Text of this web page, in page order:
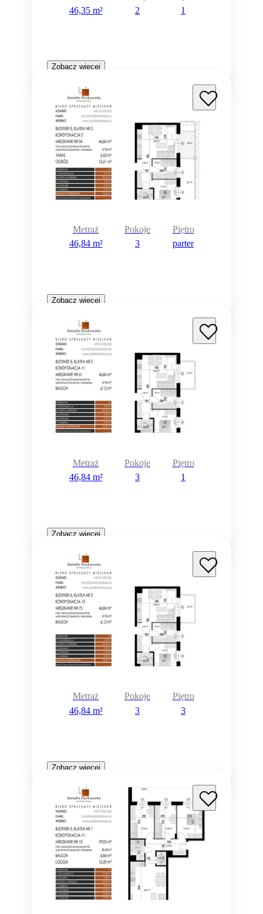
46,35 m²
2
1
Zobacz więcej
Metraż
46,84 m²
Pokoje
3
Piętro
parter
Zobacz więcej
Metraż
46,84 m²
Pokoje
3
Piętro
1
Zobacz więcej
Metraż
46,84 m²
Pokoje
3
Piętro
3
Zobacz więcej